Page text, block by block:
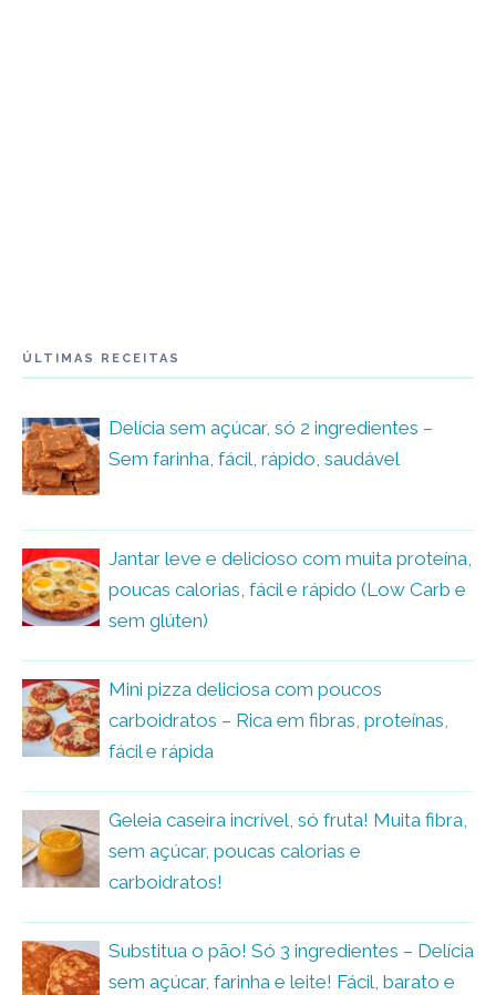
ÚLTIMAS RECEITAS
Delícia sem açúcar, só 2 ingredientes –
Sem farinha, fácil, rápido, saudável
Jantar leve e delicioso com muita proteína,
poucas calorias, fácil e rápido (Low Carb e
sem glúten)
Mini pizza deliciosa com poucos
carboidratos – Rica em fibras, proteínas,
fácil e rápida
Geleia caseira incrível, só fruta! Muita fibra,
sem açúcar, poucas calorias e
carboidratos!
Substitua o pão! Só 3 ingredientes – Delícia
sem açúcar, farinha e leite! Fácil, barato e